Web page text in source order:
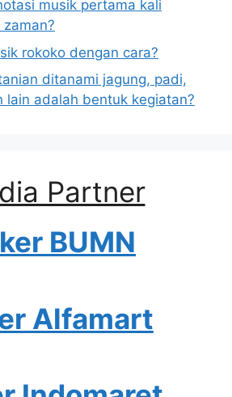
musik pertama kali
rokoko dengan cara?
ditanami jagung, padi,
lain adalah bentuk kegiatan?
Partner
BUMN
Alfamart